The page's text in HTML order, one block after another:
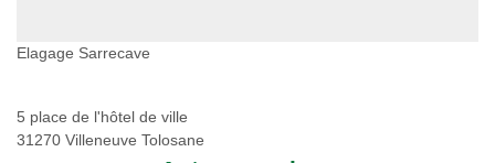
Elagage Sarrecave
5 place de l'hôtel de ville
31270 Villeneuve Tolosane